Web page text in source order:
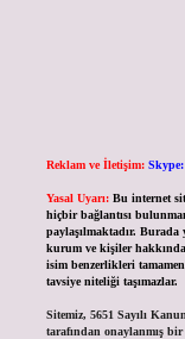
Reklam ve İletişim: Skype:
Yasal Uyarı: Bu internet
hiçbir bağlantısı
paylaşılmaktadır.
kurum ve kişiler
isim benzerlikleri
tavsiye niteliği taşımazlar.
Sitemiz, 5651 Sayılı
tarafından onaylanmış